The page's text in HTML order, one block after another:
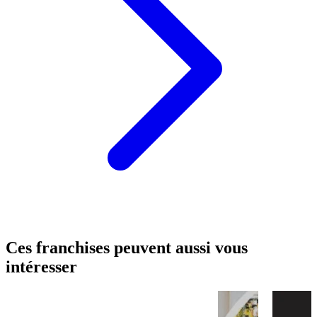
Ces franchises peuvent aussi vous
intéresser